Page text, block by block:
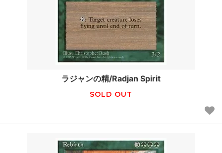
ラジャンの精/Radjan Spirit
SOLD OUT